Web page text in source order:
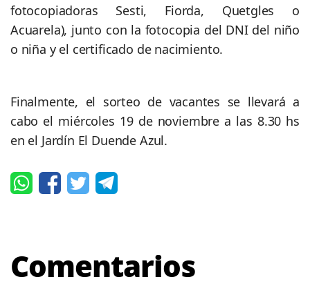
fotocopiadoras Sesti, Fiorda, Quetgles o
Acuarela), junto con la fotocopia del DNI del niño
o niña y el certificado de nacimiento.
Finalmente, el sorteo de vacantes se llevará a
cabo el miércoles 19 de noviembre a las 8.30 hs
en el Jardín El Duende Azul.
Comentarios